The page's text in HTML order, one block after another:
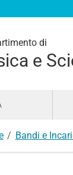
di
e
Bandi e